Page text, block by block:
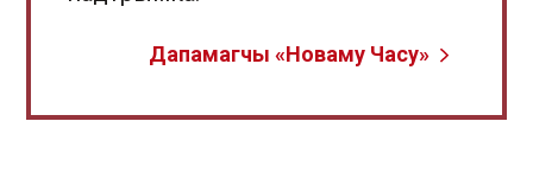
Дапамагчы «Новаму Часу»